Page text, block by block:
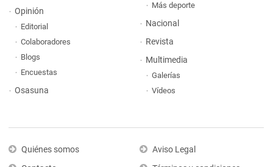
Opinión
Editorial
Colaboradores
Blogs
Encuestas
Osasuna
Más deporte
Nacional
Revista
Multimedia
Galerías
Vídeos
Quiénes somos
Aviso Legal